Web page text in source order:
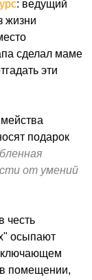
: ведущий
жизни
сделал маме
эти
подарок
от умений
честь
осыпают
помещении,